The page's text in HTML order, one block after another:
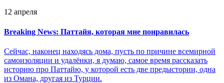
12 апреля
Breaking News: Паттайя, которая мне понравилась
Сейчас, наконец находясь дома, пусть по причине всемирной
самоизоляции и удалёнки, я думаю, самое время рассказать
историю про Паттайю, у которой есть две предыстории, одна
из Омана, другая из Турции.